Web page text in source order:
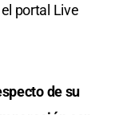
portal Live
de su